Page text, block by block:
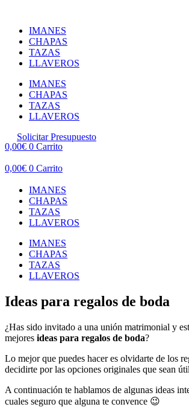
contenidoIMANES
CHAPAS
TAZAS
LLAVEROS
IMANES
CHAPAS
TAZAS
LLAVEROS
Solicitar Presupuesto
0,00€ 0 Carrito
0,00€ 0 Carrito
IMANES
CHAPAS
TAZAS
LLAVEROS
IMANES
CHAPAS
TAZAS
LLAVEROS
Ideas para regalos de boda
¿Has sido invitado a una unión matrimonial y
mejores ideas para regalos de boda?
Lo mejor que puedes hacer es olvidarte de los
decidirte por las opciones originales que sean
A continuación te hablamos de algunas ideas
cuales seguro que alguna te convence 😉